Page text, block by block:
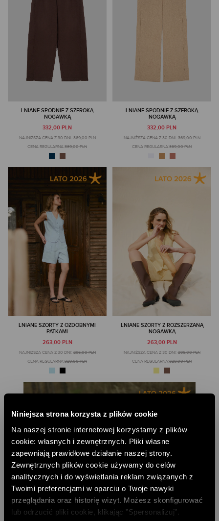
Niniejsza strona korzysta z plików cookie
Na naszej stronie internetowej korzystamy z plików
cookie: własnych i zewnętrznych. Pliki własne
zapewniają prawidłowe działanie naszej strony.
Zewnętrznych plików cookie używamy do celów
analitycznych i do wyświetlania reklam związanych z
Twoimi preferencjami w oparciu o Twoje nawyki
przeglądania oraz historię wizyt. Możesz skonfigurować
lub odrzucić pliki cookie, klikając ”Spersonalizuj”.
LNIANE SPODNIE Z SZEROKĄ
NOGAWKĄ
332,00 PLN
NAJNIŻSZA CENA Z 30 DNI: 369,00 PLN
CENA REGULARNA:369,00 PLN
LNIANE SPODNIE Z SZEROKĄ
NOGAWKĄ
332,00 PLN
NAJNIŻSZA CENA Z 30 DNI: 369,00 PLN
CENA REGULARNA:369,00 PLN
LNIANE SZORTY Z OZDOBNYMI
PATKAMI
263,00 PLN
NAJNIŻSZA CENA Z 30 DNI: 296,00 PLN
CENA REGULARNA:329,00 PLN
LNIANE SZORTY Z ROZSZERZANĄ
NOGAWKĄ
263,00 PLN
NAJNIŻSZA CENA Z 30 DNI: 296,00 PLN
CENA REGULARNA:329,00 PLN